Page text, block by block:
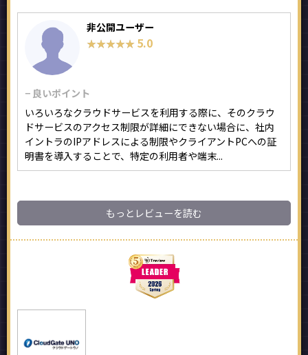
非公開ユーザー
★★★★★
★★★★★ 5.0
− 良いポイント
いろいろなクラウドサービスを利用する際に、そのクラウ
ドサービスのアクセス制限が詳細にできない場合に、社内
イントラのIPアドレスによる制限やクライアントPCへの証
明書を導入することで、特定の利用者や端末...
もっとレビューを読む